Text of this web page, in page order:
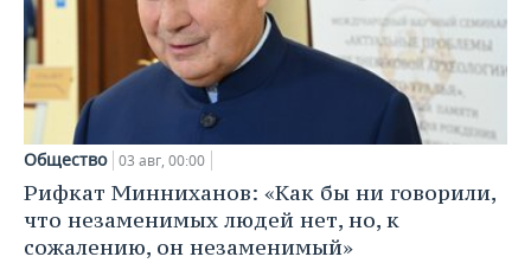
Общество 03 авг, 00:00
Рифкат Минниханов: «Как бы ни говорили,
что незаменимых людей нет, но, к
сожалению, он незаменимый»